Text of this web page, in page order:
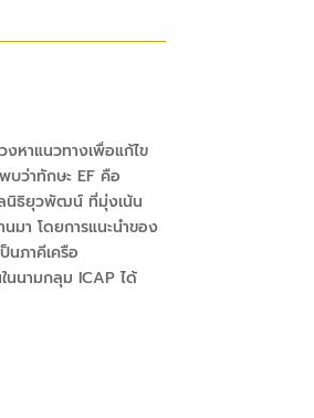
งหาแนวทางเพื่อแก้ไข
พบว่าทักษะEF คือ
นิธิยุวพัฒน์ ที่มุ่งเน้น
มา โดยการแนะนำของ
ภาคีเครือ
ในนามกลุมICAP ได้